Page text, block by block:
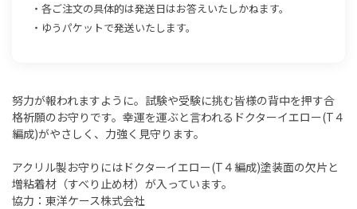
・各ご注文の具体的は発送日はお答えいたしかねます。
・ゆうパケットで発送いたします。
努力が報われますように。試験や受験に挑む皆様の背中を押す合
格祈願のお守りです。幸運を運ぶと言われるドクターイエロー(T４
編成)がやさしく、力強く見守ります。
アクリル製お守りにはドクターイエロー(T４編成)塗装面の欠片と
増粘着材（すべり止め材）が入っています。
協力：東洋ケース株式会社